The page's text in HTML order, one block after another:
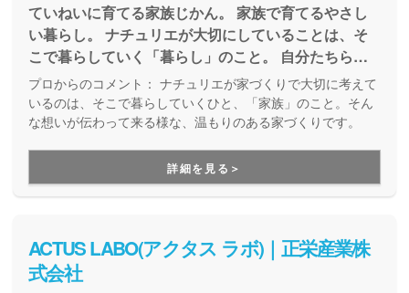
ていねいに育てる家族じかん。 家族で育てるやさし
い暮らし。 ナチュリエが大切にしていることは、そ
こで暮らしていく「暮らし」のこと。 自分たちらし
く、ぎゅっと抱きしめたくなる家族の時間を積み重ね
ていける、そんな空間を提供しています。
プロからのコメント： ナチュリエが家づくりで大切に考えて
いるのは、そこで暮らしていくひと、「家族」のこと。そん
な想いが伝わって来る様な、温もりのある家づくりです。
詳細を見る＞
ACTUS LABO(アクタス ラボ)｜正栄産業株
式会社